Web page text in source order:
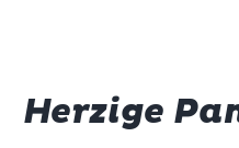
Herzige